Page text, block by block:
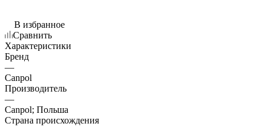
В избранное
Сравнить
Характеристики
Бренд
—
Canpol
Производитель
—
Canpol; Польша
Страна происхождения